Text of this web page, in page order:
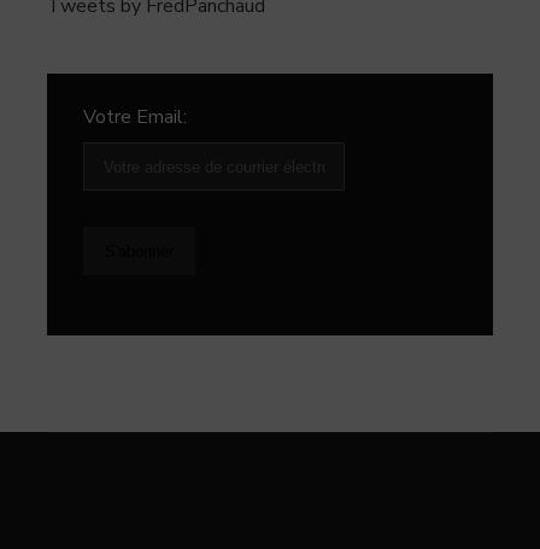
Tweets by FredPanchaud
Votre Email: